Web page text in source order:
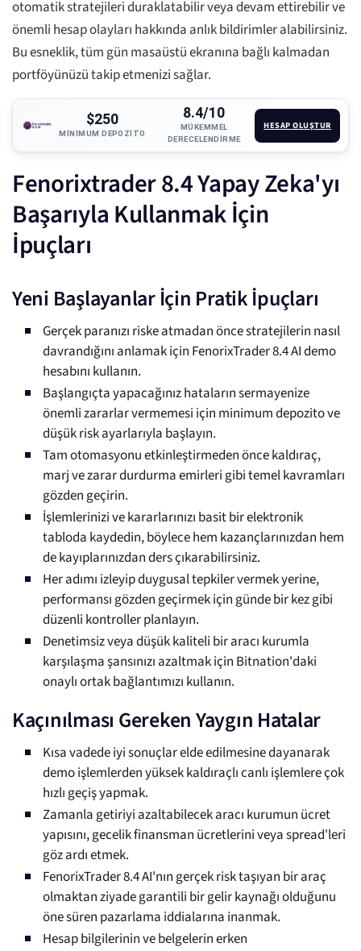
otomatik stratejileri duraklatabilir veya devam ettirebilir ve
önemli hesap olayları hakkında anlık bildirimler alabilirsiniz.
Bu esneklik, tüm gün masaüstü ekranına bağlı kalmadan
portföyünüzü takip etmenizi sağlar.
$250
MINIMUM DEPOZITO
8.4/10
MÜKEMMEL
DERECELENDIRME
HESAP OLUŞTUR
Fenorixtrader 8.4 Yapay Zeka'yı
Başarıyla Kullanmak İçin
İpuçları
Yeni Başlayanlar İçin Pratik İpuçları
Gerçek paranızı riske atmadan önce stratejilerin nasıl
davrandığını anlamak için FenorixTrader 8.4 AI demo
hesabını kullanın.
Başlangıçta yapacağınız hataların sermayenize
önemli zararlar vermemesi için minimum depozito ve
düşük risk ayarlarıyla başlayın.
Tam otomasyonu etkinleştirmeden önce kaldıraç,
marj ve zarar durdurma emirleri gibi temel kavramları
gözden geçirin.
İşlemlerinizi ve kararlarınızı basit bir elektronik
tabloda kaydedin, böylece hem kazançlarınızdan hem
de kayıplarınızdan ders çıkarabilirsiniz.
Her adımı izleyip duygusal tepkiler vermek yerine,
performansı gözden geçirmek için günde bir kez gibi
düzenli kontroller planlayın.
Denetimsiz veya düşük kaliteli bir aracı kurumla
karşılaşma şansınızı azaltmak için Bitnation'daki
onaylı ortak bağlantımızı kullanın.
Kaçınılması Gereken Yaygın Hatalar
Kısa vadede iyi sonuçlar elde edilmesine dayanarak
demo işlemlerden yüksek kaldıraçlı canlı işlemlere çok
hızlı geçiş yapmak.
Zamanla getiriyi azaltabilecek aracı kurumun ücret
yapısını, gecelik finansman ücretlerini veya spread'leri
göz ardı etmek.
FenorixTrader 8.4 AI'nın gerçek risk taşıyan bir araç
olmaktan ziyade garantili bir gelir kaynağı olduğunu
öne süren pazarlama iddialarına inanmak.
Hesap bilgilerinin ve belgelerin erken